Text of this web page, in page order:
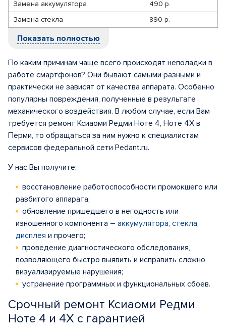
Замена аккумулятора
490 р.
Замена стекла
890 р.
Показать полностью
По каким причинам чаще всего происходят неполадки в
работе смартфонов? Они бывают самыми разными и
практически не зависят от качества аппарата. Особенно
популярны повреждения, полученные в результате
механического воздействия. В любом случае, если Вам
требуется ремонт Ксиаоми Редми Ноте 4, Ноте 4Х в
Перми, то обращаться за ним нужно к специалистам
сервисов федеральной сети Pedant.ru.
У нас Вы получите:
восстановление работоспособности промокшего или
разбитого аппарата;
обновление пришедшего в негодность или
изношенного компонента – аккумулятора, стекла,
дисплея и прочего;
проведение диагностического обследования,
позволяющего быстро выявить и исправить сложно
визуализируемые нарушения;
устранение программных и функциональных сбоев.
Срочный ремонт Ксиаоми Редми
Ноте 4 и 4Х с гарантией